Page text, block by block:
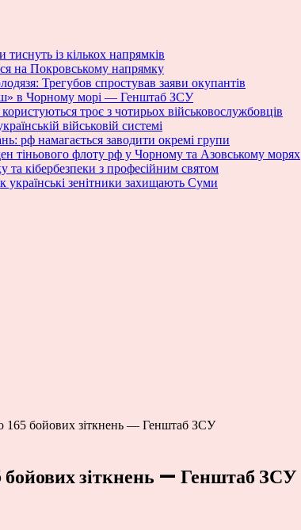
тиснуть із кількох напрямків
на Покровському напрямку
Трегубов спростував заяви окупантів
в Чорному морі — Генштаб ЗСУ
троє з чотирьох військовослужбовців
військовій системі
рф намагається заводити окремі групи
тіньового флоту рф у Чорному та Азовському морях
та кібербезпеки з професійним святом
українські зенітники захищають Суми
165 бойових зіткнень — Генштаб ЗСУ
бойових зіткнень — Генштаб ЗСУ